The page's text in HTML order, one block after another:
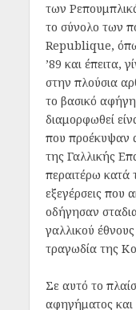
των
το σύνολο των
Republique,
’89 και έπειτα,
στην πλούσια
το βασικό
διαμορφωθεί
που προέκυψαν
της Γαλλικής
περαιτέρω κατά
εξεγέρσεις που
οδήγησαν
γαλλικού
τραγωδία της
Σε αυτό το
αφηγήματος